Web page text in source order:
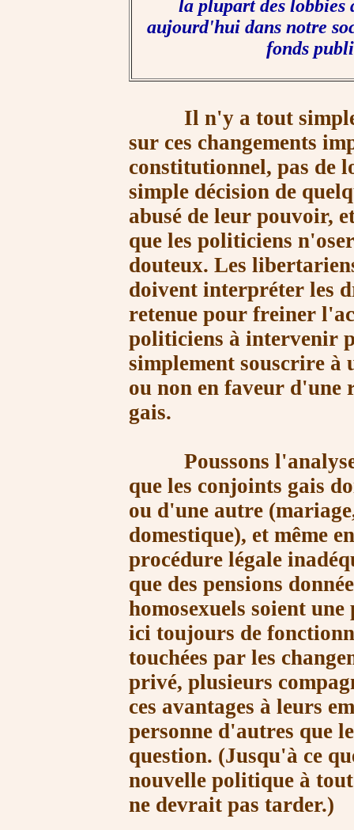
la plupart des lobbies
aujourd'hui dans notre
fonds publ
Il n'y a tout
sur ces changements
constitutionnel, pas de
simple décision de
abusé de leur pouvoir,
que les politiciens
douteux. Les
doivent interpréter les
retenue pour freiner
politiciens à intervenir
simplement souscrire à
ou non en faveur d'une
gais.
Poussons l'analyse
que les conjoints gais
ou d'une autre
domestique), et même
procédure légale
que des pensions
homosexuels soient
ici toujours de
touchées par les
privé, plusieurs
ces avantages à leurs
personne d'autres que
question. (Jusqu'à ce
nouvelle politique à
ne devrait pas tarder.)